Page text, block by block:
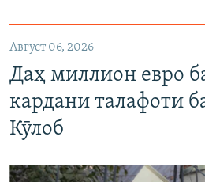
Август 06, 2026
Даҳ миллион евро
кардани талафоти
Кӯлоб